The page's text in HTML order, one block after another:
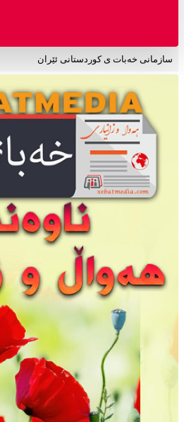
سازمانی خەبات ی کوردستانی ئێران